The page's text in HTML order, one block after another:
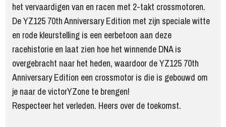
het vervaardigen van en racen met 2-takt crossmotoren.
De YZ125 70th Anniversary Edition met zijn speciale witte
en rode kleurstelling is een eerbetoon aan deze
racehistorie en laat zien hoe het winnende DNA is
overgebracht naar het heden, waardoor de YZ125 70th
Anniversary Edition een crossmotor is die is gebouwd om
je naar de victorYZone te brengen!
Respecteer het verleden. Heers over de toekomst.